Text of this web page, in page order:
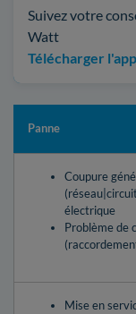
Suivez votre
Watt
Télécharger l'app
Panne
Coupure
électrique
Problème de
Mise en